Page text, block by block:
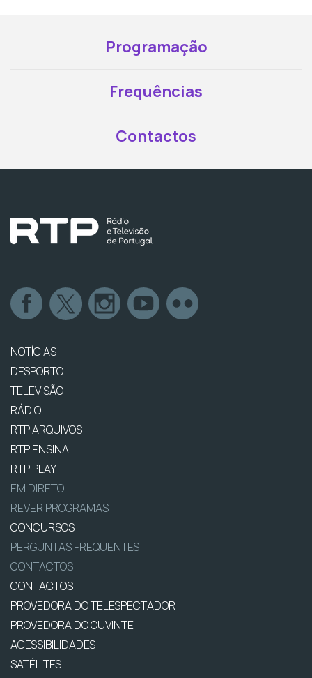
Programação
Frequências
Contactos
NOTÍCIAS
DESPORTO
TELEVISÃO
RÁDIO
RTP ARQUIVOS
RTP ENSINA
RTP PLAY
EM DIRETO
REVER PROGRAMAS
CONCURSOS
PERGUNTAS FREQUENTES
CONTACTOS
CONTACTOS
PROVEDORA DO TELESPECTADOR
PROVEDORA DO OUVINTE
ACESSIBILIDADES
SATÉLITES